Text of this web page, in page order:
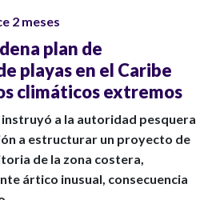
2 meses
plan de
playas en el Caribe
climáticos extremos
a la autoridad pesquera
a estructurar un proyecto de
de la zona costera,
ártico inusual, consecuencia